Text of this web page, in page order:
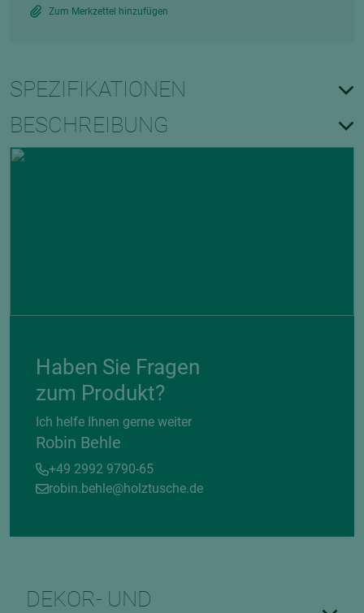
Zum Merkzettel hinzufügen
SPEZIFIKATIONEN
BESCHREIBUNG
Haben Sie Fragen
zum Produkt?
Ich helfe Ihnen gerne weiter
Robin Behle
+49 2992 9790-65
robin.behle@holztusche.de
DEKOR- UND